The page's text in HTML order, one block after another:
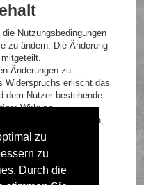
zu
zu
Durch die
Nutzungsbedingungen
zu ändern. Die Änderung
Änderungen zu
Widerspruchs erlischt das
dem Nutzer bestehende
Wirkung.
und verbindlich,
zugestimmt hat.
deinen persönlichen
enthalten.